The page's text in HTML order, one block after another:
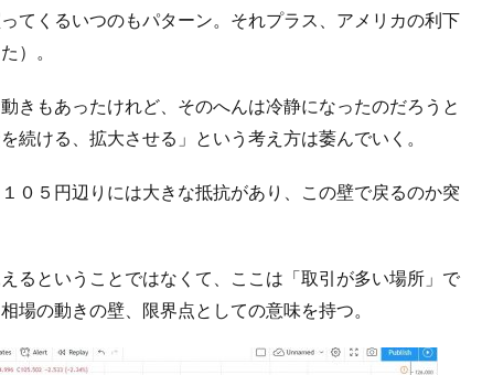
てくるいつのもパターン。それプラス、アメリカの利下
）。
きもあったけれど、そのへんは冷静になったのだろうと
続ける、拡大させる」という考え方は萎んでいく。
０５円辺りには大きな抵抗があり、この壁で戻るのか突
るということではなくて、ここは「取引が多い場所」で
場の動きの壁、限界点としての意味を持つ。